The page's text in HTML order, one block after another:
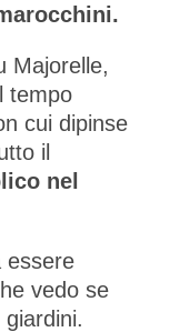
Majorelle,
tempo
cui dipinse
il
nel
essere
vedo se